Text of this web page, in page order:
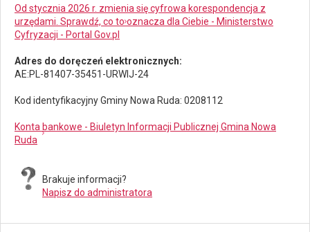
Od stycznia 2026 r. zmienia się cyfrowa korespondencja z
urzędami. Sprawdź, co to oznacza dla Ciebie - Ministerstwo
Cyfryzacji - Portal Gov.pl
Adres do doręczeń elektronicznych:
AE:PL-81407-35451-URWIJ-24
Kod identyfikacyjny Gminy Nowa Ruda: 0208112
Konta bankowe - Biuletyn Informacji Publicznej Gmina Nowa
Ruda
Brakuje informacji?
Napisz do administratora